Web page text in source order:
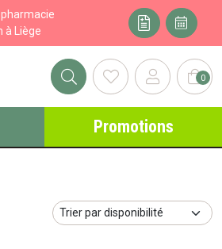
à Liège
des Franchises Votre export 0
Promotions